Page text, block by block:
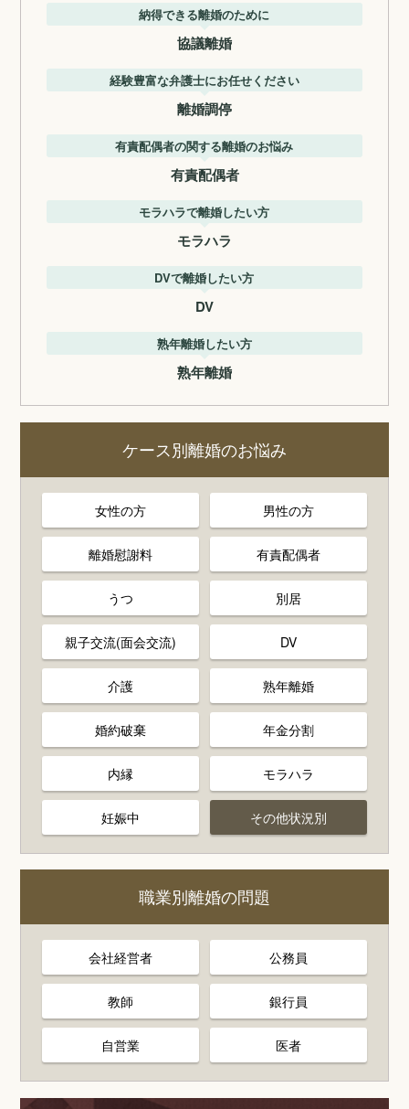
納得できる離婚のために
協議離婚
経験豊富な弁護士にお任せください
離婚調停
有責配偶者の関する離婚のお悩み
有責配偶者
モラハラで離婚したい方
モラハラ
DVで離婚したい方
DV
熟年離婚したい方
熟年離婚
ケース別離婚のお悩み
女性の方 男性の方
離婚慰謝料 有責配偶者
うつ 別居
親子交流(面会交流) DV
介護 熟年離婚
婚約破棄 年金分割
内縁 モラハラ
妊娠中 その他状況別
職業別離婚の問題
会社経営者 公務員
教師 銀行員
自営業 医者